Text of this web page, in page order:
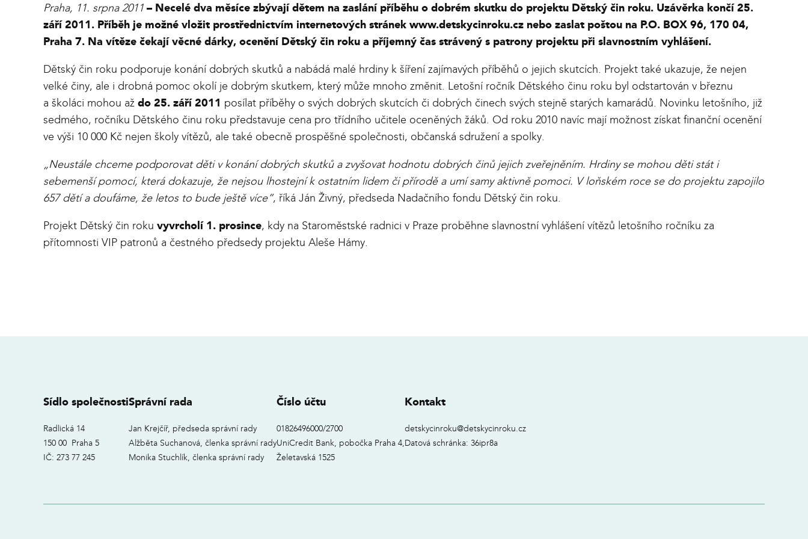
Praha, 11. srpna 2011 – Necelé dva měsíce zbývají dětem na zaslání příběhu o dobrém skutku do projektu Dětský čin roku. Uzávěrka končí 25.
září 2011. Příběh je možné vložit prostřednictvím internetových stránek www.detskycinroku.cz nebo zaslat poštou na P.O. BOX 96, 170 04,
Praha 7. Na vítěze čekají věcné dárky, ocenění Dětský čin roku a příjemný čas strávený s patrony projektu při slavnostním vyhlášení.
Dětský čin roku podporuje konání dobrých skutků a nabádá malé hrdiny k šíření zajímavých příběhů o jejich skutcích. Projekt také ukazuje, že nejen
velké činy, ale i drobná pomoc okolí je dobrým skutkem, který může mnoho změnit. Letošní ročník Dětského činu roku byl odstartován v březnu
a školáci mohou až do 25. září 2011 posílat příběhy o svých dobrých skutcích či dobrých činech svých stejně starých kamarádů. Novinku letošního, již
sedmého, ročníku Dětského činu roku představuje cena pro třídního učitele oceněných žáků. Od roku 2010 navíc mají možnost získat finanční ocenění
ve výši 10 000 Kč nejen školy vítězů, ale také obecně prospěšné společnosti, občanská sdružení a spolky.
„Neustále chceme podporovat děti v konání dobrých skutků a zvyšovat hodnotu dobrých činů jejich zveřejněním. Hrdiny se mohou děti stát i
sebemenší pomocí, která dokazuje, že nejsou lhostejní k ostatním lidem či přírodě a umí samy aktivně pomoci. V loňském roce se do projektu zapojilo
657 dětí a doufáme, že letos to bude ještě více”, říká Ján Živný, předseda Nadačního fondu Dětský čin roku.
Projekt Dětský čin roku vyvrcholí 1. prosince, kdy na Staroměstské radnici v Praze proběhne slavnostní vyhlášení vítězů letošního ročníku za
přítomnosti VIP patronů a čestného předsedy projektu Aleše Hámy.
Sídlo společnosti
Radlická 14
150 00 Praha 5
IČ: 273 77 245
Správní rada
Jan Krejčíř, předseda správní rady
Alžběta Suchanová, členka správní rady
Monika Stuchlík, členka správní rady
Číslo účtu
01826496000/2700
UniCredit Bank, pobočka Praha 4,
Želetavská 1525
Kontakt
detskycinroku@detskycinroku.cz
Datová schránka: 36ipr8a